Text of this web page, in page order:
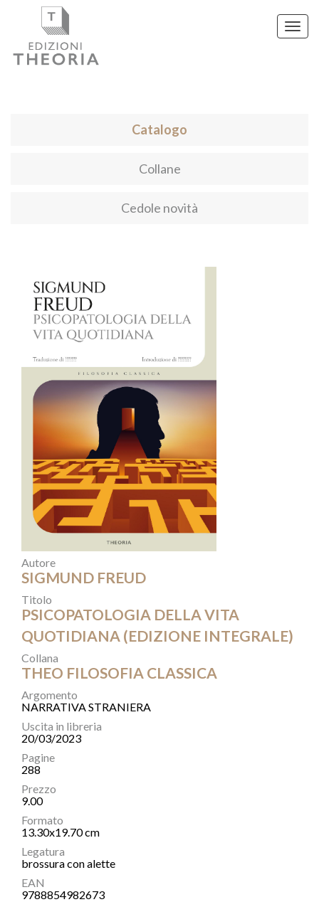
Catalogo
Collane
Cedole novità
Autore
SIGMUND FREUD
Titolo
PSICOPATOLOGIA DELLA VITA
QUOTIDIANA (EDIZIONE INTEGRALE)
Collana
THEO FILOSOFIA CLASSICA
Argomento
NARRATIVA STRANIERA
Uscita in libreria
20/03/2023
Pagine
288
Prezzo
9.00
Formato
13.30x19.70 cm
Legatura
brossura con alette
EAN
9788854982673